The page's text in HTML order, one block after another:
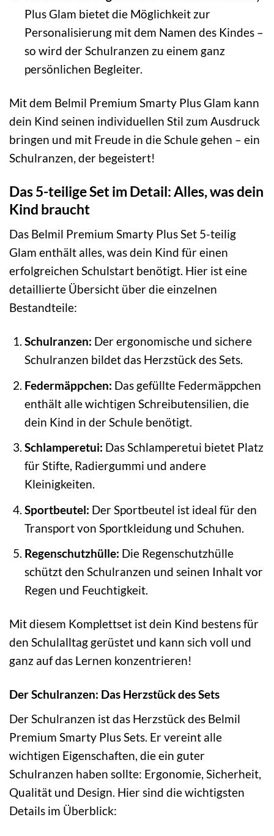
Plus Glam bietet die Möglichkeit zur
Personalisierung mit dem Namen des Kindes –
so wird der Schulranzen zu einem ganz
persönlichen Begleiter.
Mit dem Belmil Premium Smarty Plus Glam kann
dein Kind seinen individuellen Stil zum Ausdruck
bringen und mit Freude in die Schule gehen – ein
Schulranzen, der begeistert!
Das 5-teilige Set im Detail: Alles, was dein
Kind braucht
Das Belmil Premium Smarty Plus Set 5-teilig
Glam enthält alles, was dein Kind für einen
erfolgreichen Schulstart benötigt. Hier ist eine
detaillierte Übersicht über die einzelnen
Bestandteile:
Schulranzen: Der ergonomische und sichere
Schulranzen bildet das Herzstück des Sets.
Federmäppchen: Das gefüllte Federmäppchen
enthält alle wichtigen Schreibutensilien, die
dein Kind in der Schule benötigt.
Schlamperetui: Das Schlamperetui bietet Platz
für Stifte, Radiergummi und andere
Kleinigkeiten.
Sportbeutel: Der Sportbeutel ist ideal für den
Transport von Sportkleidung und Schuhen.
Regenschutzhülle: Die Regenschutzhülle
schützt den Schulranzen und seinen Inhalt vor
Regen und Feuchtigkeit.
Mit diesem Komplettset ist dein Kind bestens für
den Schulalltag gerüstet und kann sich voll und
ganz auf das Lernen konzentrieren!
Der Schulranzen: Das Herzstück des Sets
Der Schulranzen ist das Herzstück des Belmil
Premium Smarty Plus Sets. Er vereint alle
wichtigen Eigenschaften, die ein guter
Schulranzen haben sollte: Ergonomie, Sicherheit,
Qualität und Design. Hier sind die wichtigsten
Details im Überblick: